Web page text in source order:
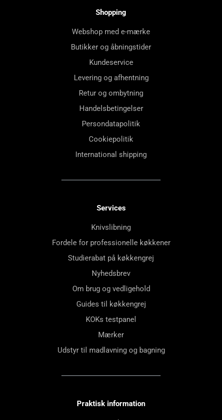
Shopping
Webshop med e-mærke
Butikker og åbningstider
Kundeservice
Levering og afhentning
Retur og ombytning
Handelsbetingelser
Persondatapolitik
Cookiepolitik
International shipping
Services
Knivslibning
Fordele for professionelle køkkener
Studierabat på køkkengrej
Nyhedsbrev
Om brug og vedligehold
Guides til køkkengrej
KOKs testpanel
Mærker
Udstyr til madlavning og bagning
Praktisk information